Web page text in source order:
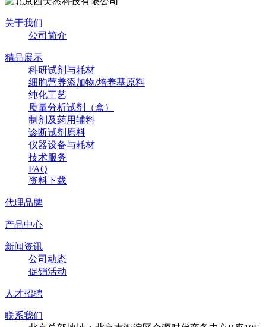
关于我们
公司简介
精品展示
科研试剂与耗材
细胞营养添加物/培养基原料
纯化工艺
质量分析试剂（盒）
制剂及药用辅料
诊断试剂原料
仪器设备与耗材
技术服务
FAQ
资料下载
代理品牌
产品中心
新闻资讯
公司动态
促销活动
人才招聘
联系我们